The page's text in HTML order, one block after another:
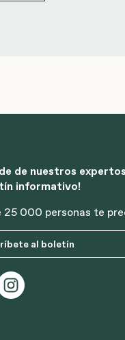
de nuestros
informativo!
25 000 personas te
al boletín